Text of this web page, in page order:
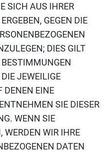
SICH AUS IHRER
GEGEN DIE
DIES GILT
JEWEILIGE
DENEN EINE
SIE DIESER
WENN SIE
WERDEN WIR IHRE
DATEN